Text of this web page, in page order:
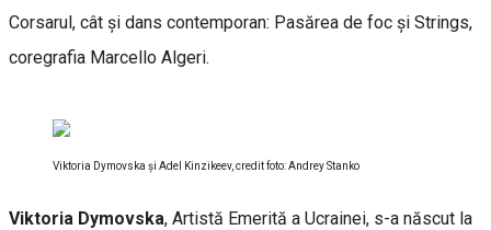
Corsarul, cât și dans contemporan: Pasărea de foc și Strings,
coregrafia Marcello Algeri.
Viktoria Dymovska și Adel Kinzikeev, credit foto: Andrey Stanko
Viktoria Dymovska, Artistă Emerită a Ucrainei, s-a născut la